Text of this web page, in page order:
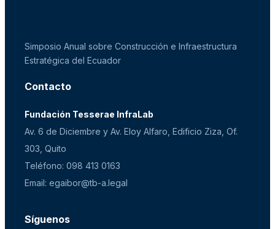
Simposio Anual sobre Construcción e Infraestructura
Estratégica del Ecuador
Contacto
Fundación Tesserae InfraLab
Av. 6 de Diciembre y Av. Eloy Alfaro, Edificio Ziza, Of.
303, Quito
Teléfono: 098 413 0163
Email: egaibor@tb-a.legal
Síguenos